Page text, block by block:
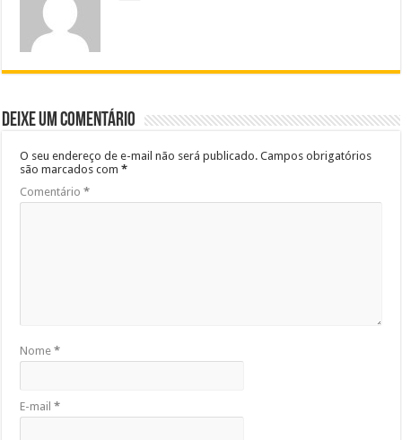
Deixe um comentário
O seu endereço de e-mail não será publicado. Campos obrigatórios
são marcados com*
Comentário*
Nome*
E-mail*